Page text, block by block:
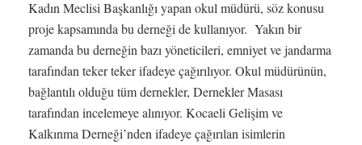
Kadın Meclisi Başkanlığı yapan okul müdürü, söz konusu
proje kapsamında bu derneği de kullanıyor. Yakın bir
zamanda bu derneğin bazı yöneticileri, emniyet ve jandarma
tarafından teker teker ifadeye çağırılıyor. Okul müdürünün,
bağlantılı olduğu tüm dernekler, Dernekler Masası
tarafından incelemeye alınıyor. Kocaeli Gelişim ve
Kalkınma Derneği’nden ifadeye çağırılan isimlerin